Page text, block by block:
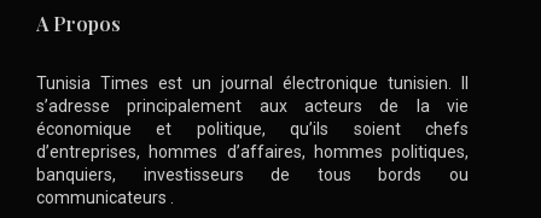
A Propos
Tunisia Times est un journal électronique tunisien. Il
s’adresse principalement aux acteurs de la vie
économique et politique, qu’ils soient chefs
d’entreprises, hommes d’affaires, hommes politiques,
banquiers, investisseurs de tous bords ou
communicateurs .